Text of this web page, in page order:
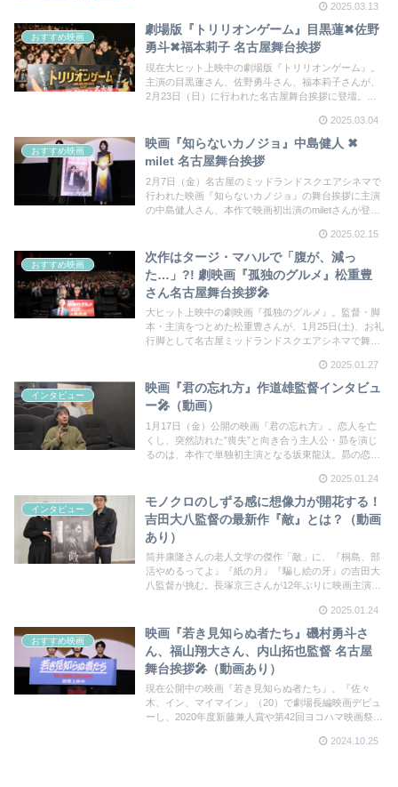
2025.03.13
おすすめ映画
劇場版『トリリオンゲーム』目黒蓮✖佐野
勇斗✖福本莉子 名古屋舞台挨拶
現在大ヒット上映中の劇場版『トリリオンゲーム』。
主演の目黒蓮さん、佐野勇斗さん、福本莉子さんが、
2月23日（日）に行われた名古屋舞台挨拶に登壇。佐
う一幕も。和気あいあいで盛り上がった舞台挨拶の様
子を詳細レポート！
2025.03.04
おすすめ映画
映画『知らないカノジョ』中島健人 ✖
milet 名古屋舞台挨拶
2月7日（金）名古屋のミッドランドスクエアシネマで
行われた映画『知らないカノジョ』の舞台挨拶に主演
の中島健人さん、本作で映画初出演のmiletさんが登
2025.02.15
おすすめ映画
次作はタージ・マハルで「腹が、減っ
た…」?! 劇映画『孤独のグルメ』松重豊
さん名古屋舞台挨拶🎤
大ヒット上映中の劇映画『孤独のグルメ』。監督・脚
本・主演をつとめた松重豊さんが、1月25日(土)、お礼
行脚として名古屋ミッドランドスクエアシネマで舞台
りながら観客の質問に答え、自ら客席に赴き役名”井之
頭五郎”の名刺を配る。まさにお礼行脚な舞台挨拶とな
った。
2025.01.27
インタビュー
映画『君の忘れ方』作道雄監督インタビュ
ー🎤（動画）
1月17日（金）公開の映画『君の忘れ方』。恋人を亡
くし、突然訪れた”喪失”と向き合う主人公・昴を演じ
るのは、本作で単独初主演となる坂東龍汰。昴の恋
をどのように演じたのか？作道雄監督にお話を伺っ
た。
2025.01.24
インタビュー
モノクロのしずる感に想像力が開花する！
吉田大八監督の最新作『敵』とは？（動画
あり）
筒井康隆さんの老人文学の傑作「敵」に、『桐島、部
活やめるってよ』『紙の月』『騙し絵の牙』の吉田大
八監督が挑む。長塚京三さんが12年ぶりに映画主演、
の作品の公開前日に吉田監督にインタビューさせても
らいました。
2025.01.24
おすすめ映画
映画『若き見知らぬ者たち』磯村勇斗さ
ん、福山翔大さん、内山拓也監督 名古屋
舞台挨拶🎤（動画あり）
現在公開中の映画『若き見知らぬ者たち』。『佐々
木、イン、マイマイン』（20）で劇場長編映画デビュ
ーし、2020年度新藤兼人賞や第42回ヨコハマ映画祭新
作。主人公の風間彩人を磯村勇斗が演じる2024.10.25